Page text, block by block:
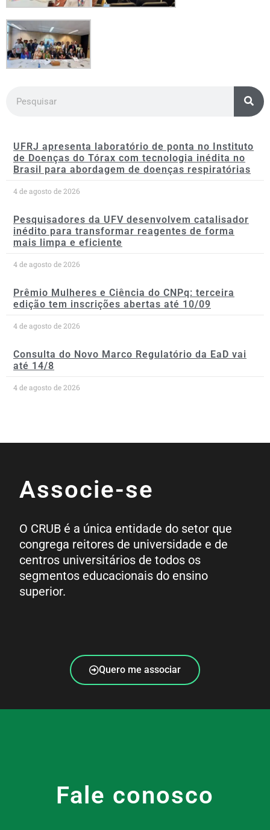
UFRJ apresenta laboratório de ponta no Instituto
de Doenças do Tórax com tecnologia inédita no
Brasil para abordagem de doenças respiratórias
4 de agosto de 2026
Pesquisadores da UFV desenvolvem catalisador
inédito para transformar reagentes de forma
mais limpa e eficiente
4 de agosto de 2026
Prêmio Mulheres e Ciência do CNPq: terceira
edição tem inscrições abertas até 10/09
4 de agosto de 2026
Consulta do Novo Marco Regulatório da EaD vai
até 14/8
4 de agosto de 2026
Associe-se
O CRUB é a única entidade do setor que
congrega reitores de universidade e de
centros universitários de todos os
segmentos educacionais do ensino
superior.
Quero me associar
Fale conosco